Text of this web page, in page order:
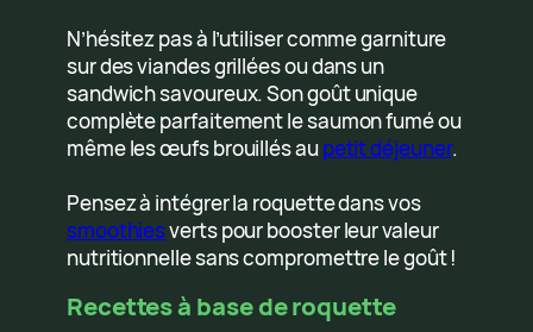
N’hésitez pas à l’utiliser comme garniture
sur des viandes grillées ou dans un
sandwich savoureux. Son goût unique
complète parfaitement le saumon fumé ou
même les œufs brouillés aupetit déjeuner.
Pensez à intégrer la roquette dans vos
smoothiesverts pour booster leur valeur
nutritionnelle sans compromettre le goût !
Recettes à base de roquette